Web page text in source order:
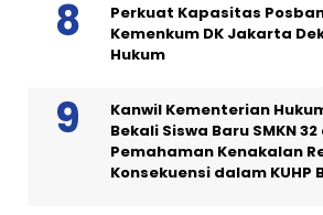
Perkuat Kapasitas
Kemenkum DK Jakarta
Hukum
Kanwil Kementerian
Bekali Siswa Baru SMKN
Pemahaman Kenakalan
Konsekuensi dalam KUHP